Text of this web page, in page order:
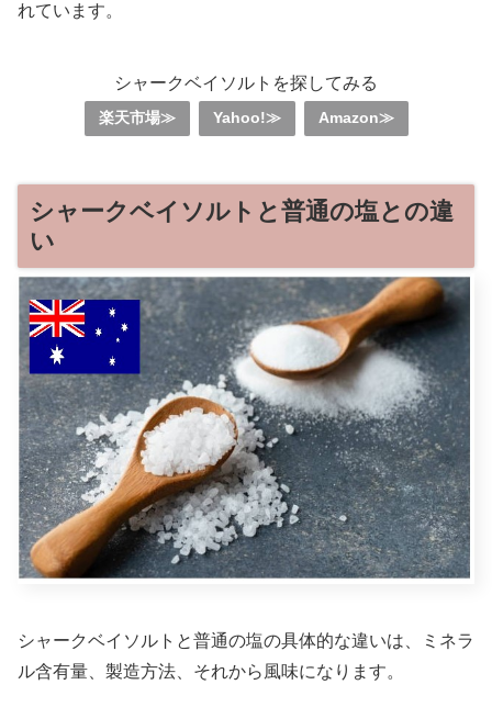
れています。
シャークベイソルトを探してみる
楽天市場≫ Yahoo!≫ Amazon≫
シャークベイソルトと普通の塩との違
い
シャークベイソルトと普通の塩の具体的な違いは、ミネラ
ル含有量、製造方法、それから風味になります。